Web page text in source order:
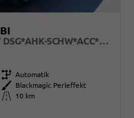
SELECTION 1.5 TSI MHEV DSG*AHK-SCHW*ACC*PDC*LED*SHZ*SMARTLINK*KLIMA
Getriebe Automatik
Außenfarbe
Blackmagic Perleffekt
Kilometerstand
10 km